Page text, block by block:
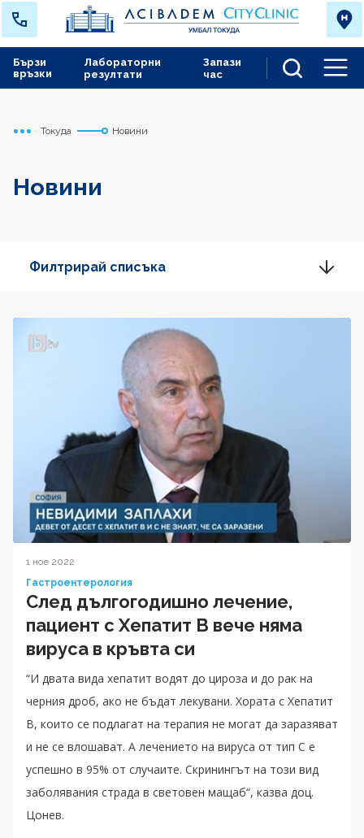
Лабораторни
резултати
Запази
час
Бързи
връзки
Начало
Токуда Новини
Новини
Филтрирай списъка
1 ное 2022
Гастроентерология
След дългогодишно лечение,
пациент с Хепатит B вече няма
вируса в кръвта си
“И двата вида хепатит водят до цироза и до рак на
черния дроб, ако не бъдат лекувани. Хората с Хепатит
B, които се подлагат на терапия не могат да заразяват
и не се влошават. А лечението на вируса от тип C е
успешно в 95% от случаите. Скринингът на този вид
заболявания страда в световен мащаб“, казва доц.
Цонев.